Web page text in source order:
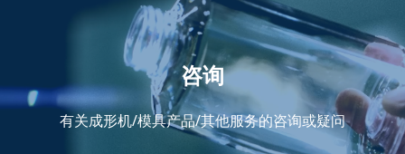
咨询
有关成形机/模具产品/其他服务的咨询或疑问